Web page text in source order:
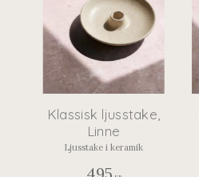
Klassisk ljusstake,
Linne
Ljusstake i keramik